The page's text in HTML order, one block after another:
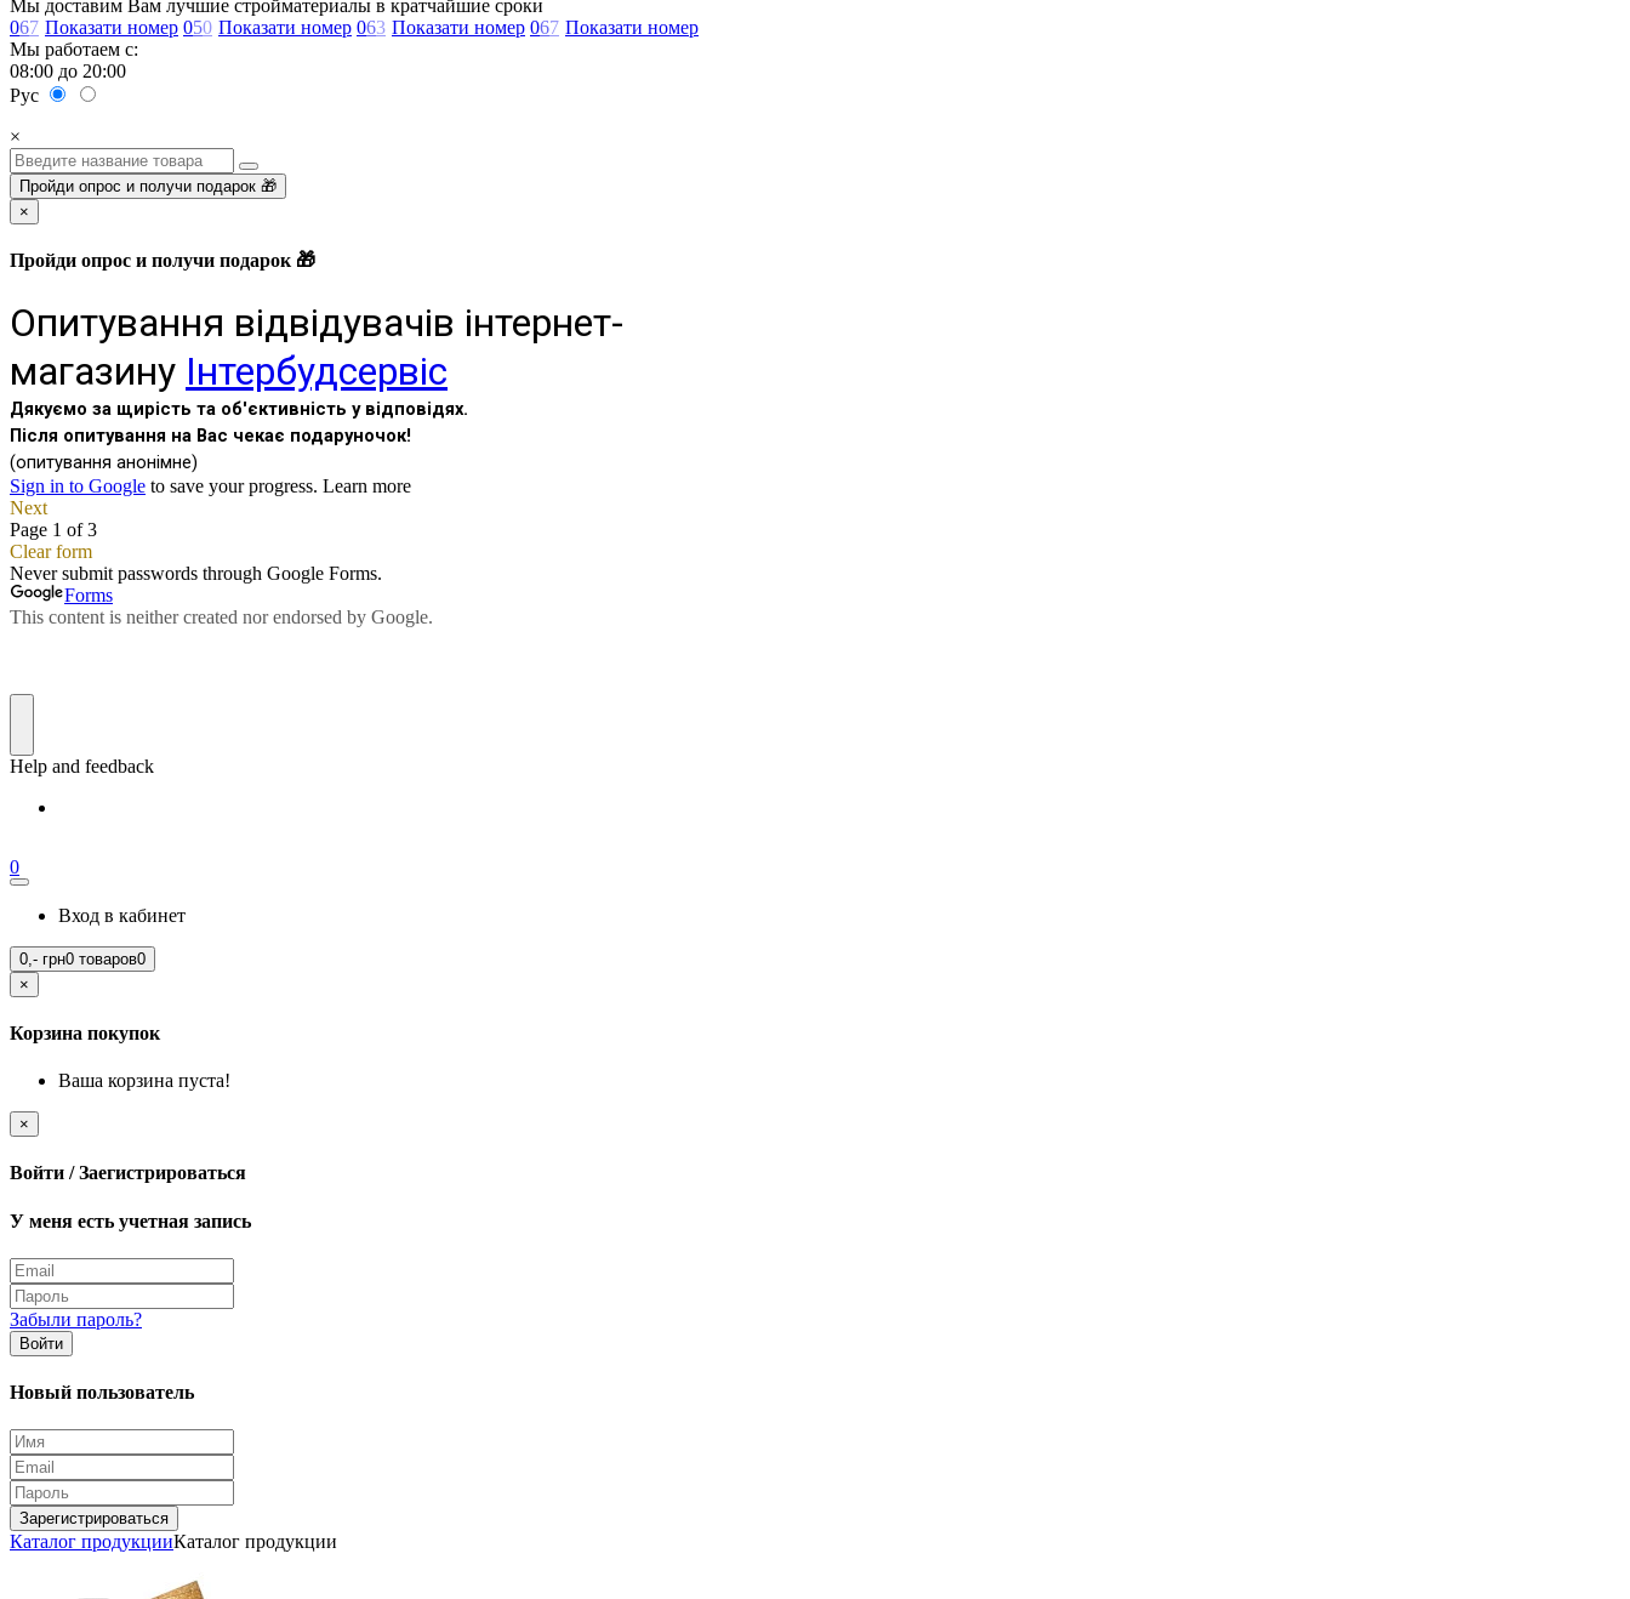
Мы доставим Вам лучшие стройматериалы в кратчайшие сроки
067 Показати номер 050 Показати номер 063 Показати номер 067 Показати номер
Мы работаем с:
08:00 до 20:00
Рус
×
Пройди опрос и получи подарок 🎁
×
Пройди опрос и получи подарок 🎁
0
Вход в кабинет
0,- грн0 товаров0
×
Корзина покупок
Ваша корзина пуста!
×
Войти / Заегистрироваться
У меня есть учетная запись
Забыли пароль?
Войти
Новый пользователь
Зарегистрироваться
Каталог продукцииКаталог продукции